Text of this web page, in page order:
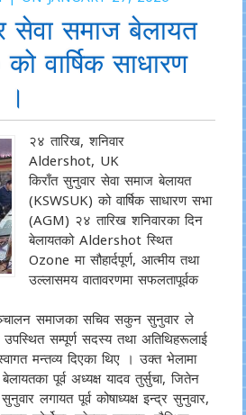
सेवा समाज बेलायत
वार्षिक साधारण
२४ तारिख, शनिवार
Aldershot, UK
किराँत सुनुवार सेवा समाज बेलायत
(KSWSUK) को वार्षिक साधारण सभा
(AGM) २४ तारिख शनिवारका दिन
बेलायतको Aldershot स्थित
Ozone मा सौहार्दपूर्ण, आत्मीय तथा
उल्लासमय वातावरणमा सफलतापूर्वक
समाजका सचिव सकुन सुनुवार ले
उपस्थित सम्पूर्ण सदस्य तथा अतिथिहरूलाई
मन्तव्य दिएका थिए । उक्त भेलामा
पूर्व अध्यक्ष यादव तुर्सुचा, जितेन
लगायत पूर्व कोषाध्यक्ष इन्द्र सुनुवार,